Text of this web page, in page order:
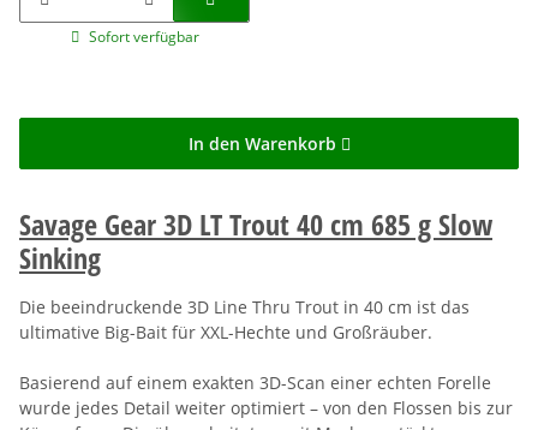
Sofort verfügbar
In den Warenkorb
Savage Gear 3D LT Trout 40 cm 685 g Slow
Sinking
Die beeindruckende 3D Line Thru Trout in 40 cm ist das
ultimative Big-Bait für XXL-Hechte und Großräuber.
Basierend auf einem exakten 3D-Scan einer echten Forelle
wurde jedes Detail weiter optimiert – von den Flossen bis zur